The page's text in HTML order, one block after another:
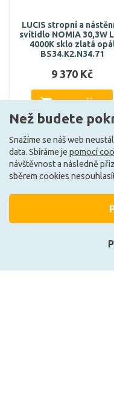
LUCIS stropní a
svítidlo NOMIA 30,3W
4000K sklo zlatá
BS34.K2.N34.71
9 370 Kč
DO KOŠÍKU
Může být u Vás 7. 9.
Ze
Než budete
Snažíme se náš web
data. Sbíráme je pomocí
návštěvnost a následně
sběrem cookies